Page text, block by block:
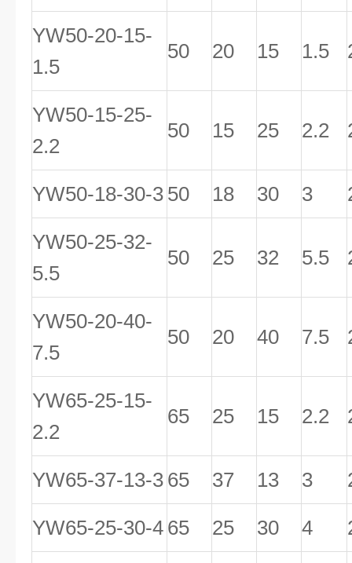
YW50-20-15-
1.5
50 20 15 1.5
YW50-15-25-
2.2
50 15 25 2.2
YW50-18-30-3 50 18 30 3
YW50-25-32-
5.5
50 25 32 5.5
YW50-20-40-
7.5
50 20 40 7.5
YW65-25-15-
2.2
65 25 15 2.2
YW65-37-13-3 65 37 13 3
YW65-25-30-4 65 25 30 4